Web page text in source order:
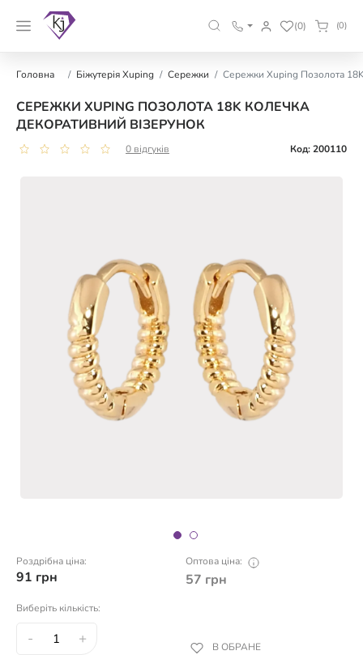
(0) (0)
Головна Біжутерія Xuping Сережки Сережки Xuping Позолота
СЕРЕЖКИ XUPING ПОЗОЛОТА 18K КОЛЕЧКА
ДЕКОРАТИВНИЙ ВІЗЕРУНОК
0 відгуків Код: 200110
Роздрібна ціна:
91 грн
Оптова ціна:
57 грн
Виберіть кількість:
- + В ОБРАНЕ